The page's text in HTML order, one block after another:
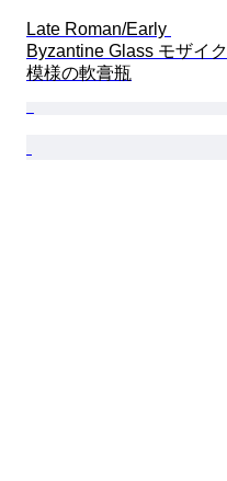
Late Roman/Early
Byzantine Glass モザイク
模様の軟膏瓶